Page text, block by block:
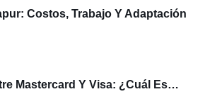
Costos, Trabajo Y Adaptación
Mastercard Y Visa: ¿Cuál Es…